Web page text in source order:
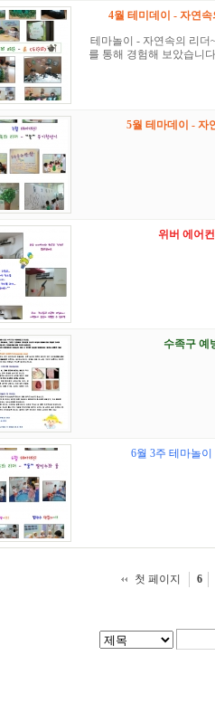
4월 테미데이 - 자연
테마놀이 - 자연속의 리
를 통해 경험해 보았습니
5월 테마데이 -
위버 에어
수족구 예
6월 3주 테마놀
첫 페이지
6